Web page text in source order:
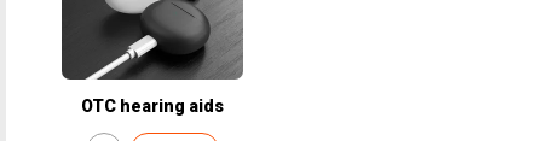
OTC hearing aids